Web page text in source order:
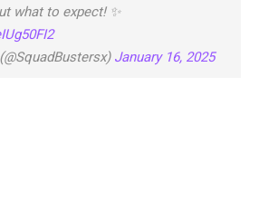
what to expect! ✨
January 16, 2025